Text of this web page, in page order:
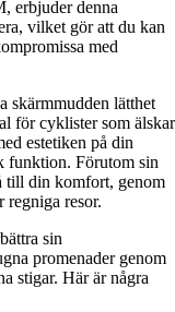
erbjuder denna
vilket gör att du kan
med
skärmmudden lätthet
för cyklister som älskar
estetiken på din
funktion. Förutom sin
till din komfort, genom
regniga resor.
sin
promenader genom
stigar. Här är några